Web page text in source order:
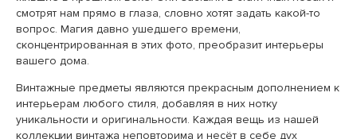
смотрят нам прямо в глаза, словно хотят задать какой-то
вопрос. Магия давно ушедшего времени,
сконцентрированная в этих фото, преобразит интерьеры
вашего дома.
Винтажные предметы являются прекрасным дополнением к
интерьерам любого стиля, добавляя в них нотку
уникальности и оригинальности. Каждая вещь из нашей
коллекции винтажа неповторима и несёт в себе дух